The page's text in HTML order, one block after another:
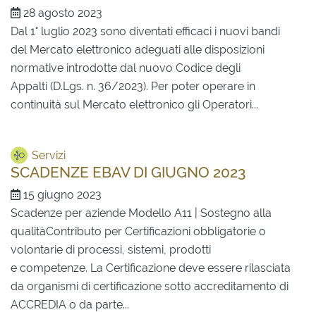
28 agosto 2023
Dal 1° luglio 2023 sono diventati efficaci i nuovi bandi
del Mercato elettronico adeguati alle disposizioni
normative introdotte dal nuovo Codice degli
Appalti (D.Lgs. n. 36/2023). Per poter operare in
continuità sul Mercato elettronico gli Operatori...
Servizi
SCADENZE EBAV DI GIUGNO 2023
15 giugno 2023
Scadenze per aziende Modello A11 | Sostegno alla
qualitàContributo per Certificazioni obbligatorie o
volontarie di processi, sistemi, prodotti
e competenze. La Certificazione deve essere rilasciata
da organismi di certificazione sotto accreditamento di
ACCREDIA o da parte...